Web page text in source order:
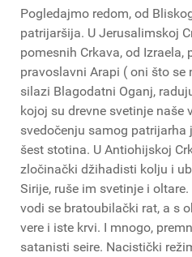
Pogledajmo redom, od
patrijaršija. U Jerusalimskoj
pomesnih Crkava, od Izraela,
pravoslavni Arapi ( oni što se
silazi Blagodatni Oganj,
kojoj su drevne svetinje naše
svedočenju samog patrijarha
šest stotina. U Antiohijskoj
zločinački džihadisti kolju i
Sirije, ruše im svetinje i
vodi se bratoubilački rat, a s
vere i iste krvi. I mnogo,
satanisti seire. Nacistički